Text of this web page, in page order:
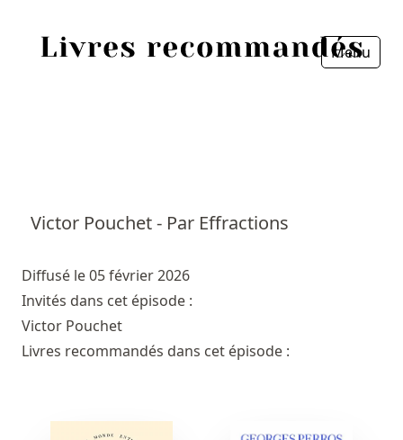
Menu
Victor Pouchet - Par Effractions
Diffusé le 05 février 2026
Invités dans cet épisode :
Victor Pouchet
Livres recommandés dans cet épisode :
Livres
Livres les plus recommandés
Fermer